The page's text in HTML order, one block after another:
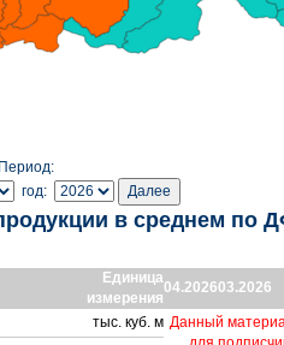
Период:
год:
в среднем по
Единица
измерения
04.202603.2026
тыс. куб. м Данный